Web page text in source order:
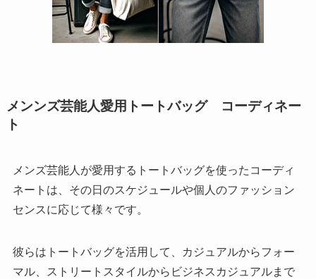
メンンズ芸能人愛用トートバッグ コーディネー
ト
メンズ芸能人が愛用するトートバッグを使ったコーディ
ネートは、その日のスケジュールや個人のファッション
センスに応じて様々です。
彼らはトートバッグを活用して、カジュアルからフォー
マル、ストリートスタイルからビジネスカジュアルまで